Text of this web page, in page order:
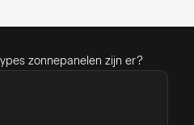
zonnepanelen zijn er?